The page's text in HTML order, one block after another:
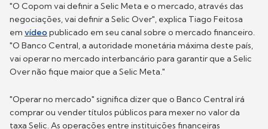
"O Copom vai definir a Selic Meta e o mercado, através das
negociações, vai definir a Selic Over", explica Tiago Feitosa
em vídeo publicado em seu canal sobre o mercado financeiro.
"O Banco Central, a autoridade monetária máxima deste país,
vai operar no mercado interbancário para garantir que a Selic
Over não fique maior que a Selic Meta."
"Operar no mercado" significa dizer que o Banco Central irá
comprar ou vender títulos públicos para mexer no valor da
taxa Selic. As operações entre instituições financeiras